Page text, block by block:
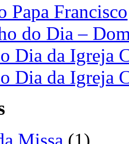
Papa Francisco
do Dia –
Dia da Igreja
Dia da Igreja